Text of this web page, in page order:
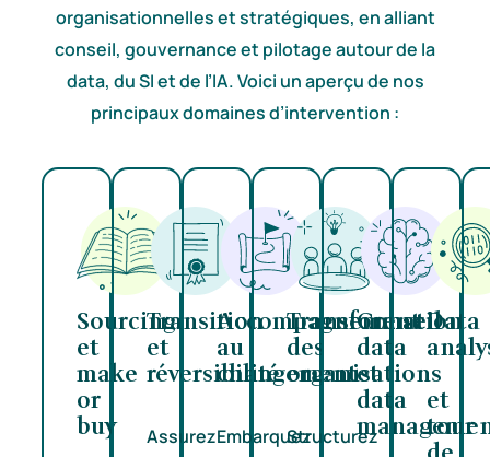
organisationnelles et stratégiques, en alliant
conseil, gouvernance et pilotage autour de la
data, du SI et de l’IA. Voici un aperçu de nos
principaux domaines d’intervention :
Sourcing
et
make
or
buy
Transition
et
réversibilité
Assurez
Accompagnement
au
changement
Embarquez
Transformation
des
organisations
Structurez
Conseil
data
et
data
Data
et
tour